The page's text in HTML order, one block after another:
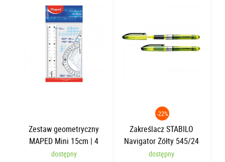
Zestaw geometryczny
MAPED Mini 15cm | 4
elementy
dostępny
-22%
Zakreślacz STABILO
Navigator Żółty 545/24
dostępny